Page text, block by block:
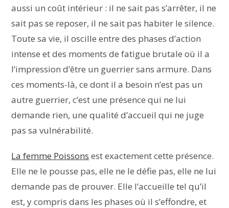
aussi un coût intérieur : il ne sait pas s’arrêter, il ne
sait pas se reposer, il ne sait pas habiter le silence.
Toute sa vie, il oscille entre des phases d’action
intense et des moments de fatigue brutale où il a
l’impression d’être un guerrier sans armure. Dans
ces moments-là, ce dont il a besoin n’est pas un
autre guerrier, c’est une présence qui ne lui
demande rien, une qualité d’accueil qui ne juge
pas sa vulnérabilité.
La femme Poissons est exactement cette présence.
Elle ne le pousse pas, elle ne le défie pas, elle ne lui
demande pas de prouver. Elle l’accueille tel qu’il
est, y compris dans les phases où il s’effondre, et